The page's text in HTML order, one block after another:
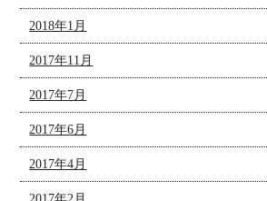
2018年1月
2017年11月
2017年7月
2017年6月
2017年4月